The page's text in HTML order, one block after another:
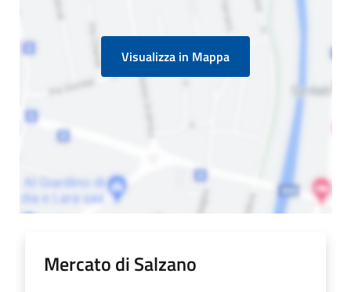
Visualizza in Mappa
Mercato di Salzano